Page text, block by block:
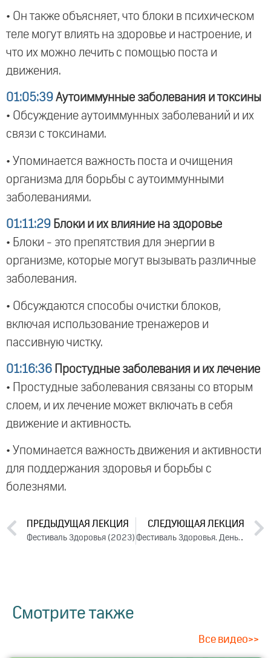
• Он также объясняет, что блоки в психическом
теле могут влиять на здоровье и настроение, и
что их можно лечить с помощью поста и
движения.
01:05:39 Аутоиммунные заболевания и токсины
• Обсуждение аутоиммунных заболеваний и их
связи с токсинами.
• Упоминается важность поста и очищения
организма для борьбы с аутоиммунными
заболеваниями.
01:11:29 Блоки и их влияние на здоровье
• Блоки - это препятствия для энергии в
организме, которые могут вызывать различные
заболевания.
• Обсуждаются способы очистки блоков,
включая использование тренажеров и
пассивную чистку.
01:16:36 Простудные заболевания и их лечение
• Простудные заболевания связаны со вторым
слоем, и их лечение может включать в себя
движение и активность.
• Упоминается важность движения и активности
для поддержания здоровья и борьбы с
болезнями.
ПРЕДЫДУЩАЯ ЛЕКЦИЯ
Фестиваль Здоровья (2023)
СЛЕДУЮЩАЯ ЛЕКЦИЯ
Фестиваль Здоровья. День 2. Часть 2 (2023)
Смотрите также
Все видео>>